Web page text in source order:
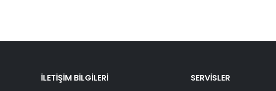
İLETİŞİM BİLGİLERİ SERVİSLER